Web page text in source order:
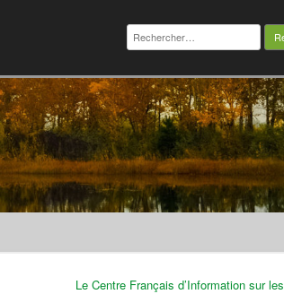
Rechercher :
Le Centre Français d’Information sur les